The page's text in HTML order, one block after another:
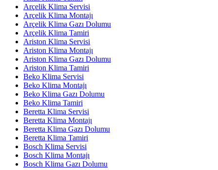
Arçelik Klima Servisi
Arçelik Klima Montajı
Arçelik Klima Gazı Dolumu
Arçelik Klima Tamiri
Ariston Klima Servisi
Ariston Klima Montajı
Ariston Klima Gazı Dolumu
Ariston Klima Tamiri
Beko Klima Servisi
Beko Klima Montajı
Beko Klima Gazı Dolumu
Beko Klima Tamiri
Beretta Klima Servisi
Beretta Klima Montajı
Beretta Klima Gazı Dolumu
Beretta Klima Tamiri
Bosch Klima Servisi
Bosch Klima Montajı
Bosch Klima Gazı Dolumu